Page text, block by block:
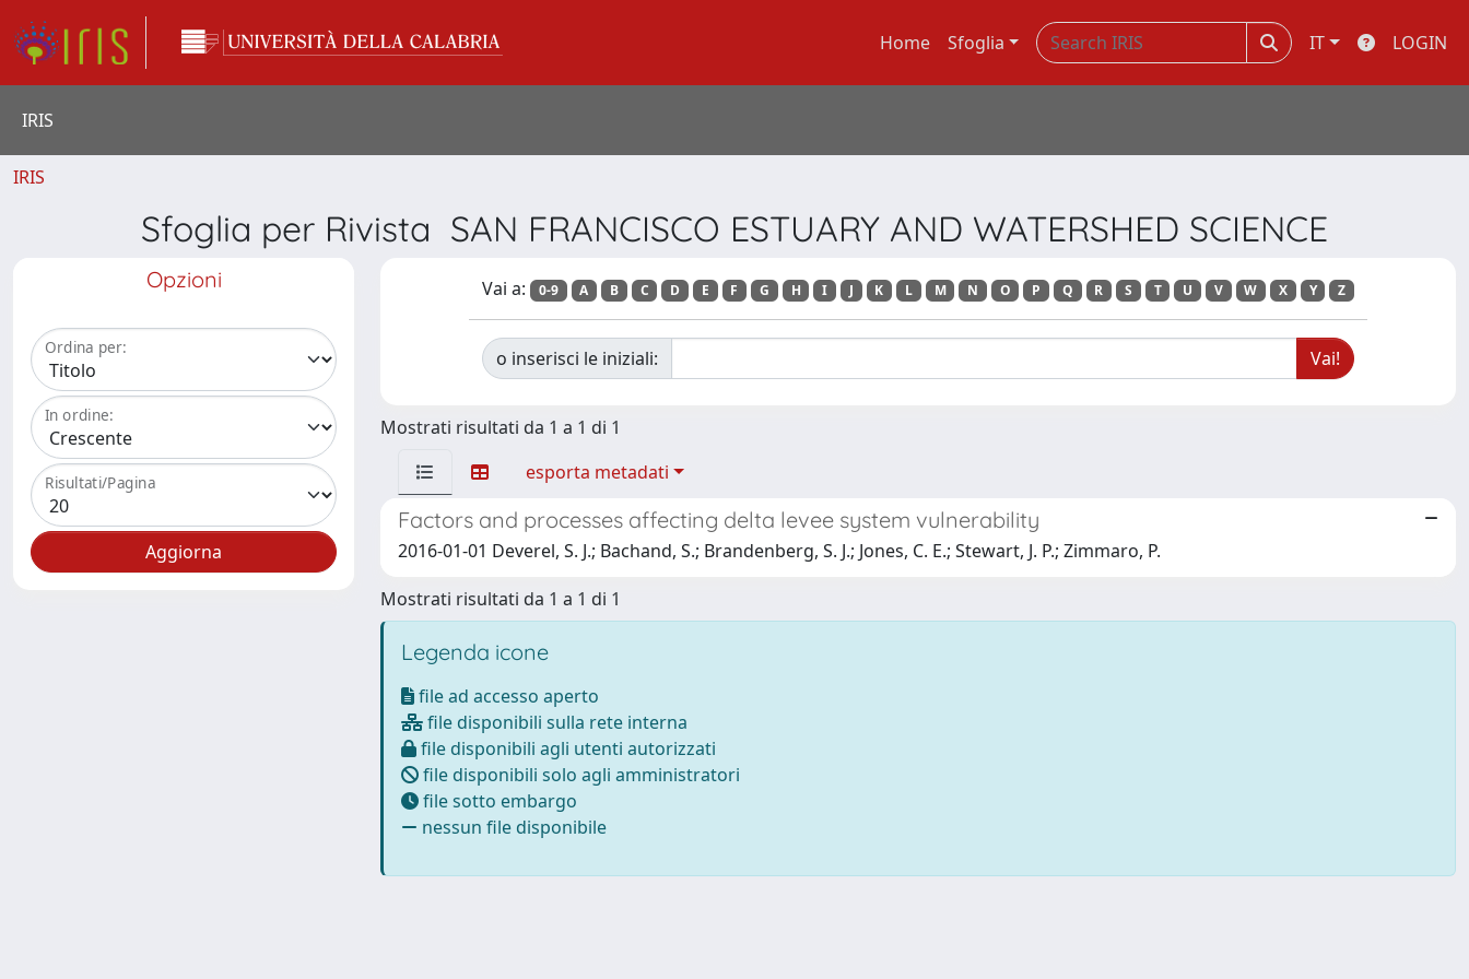
Home Sfoglia IT LOGIN
IRIS
IRIS
Sfoglia per Rivista SAN FRANCISCO ESTUARY AND WATERSHED SCIENCE
Opzioni
Ordina per:
In ordine:
Risultati/Pagina
Vai a: 0-9 A B C D E F G H I J K L M N O P Q R S T U V W X Y Z
o inserisci le iniziali:
Mostrati risultati da 1 a 1 di 1
esporta metadati
Factors and processes affecting delta levee system vulnerability
2016-01-01 Deverel, S. J.; Bachand, S.; Brandenberg, S. J.; Jones, C. E.; Stewart, J. P.; Zimmaro, P.
Mostrati risultati da 1 a 1 di 1
Legenda icone
file ad accesso aperto
file disponibili sulla rete interna
file disponibili agli utenti autorizzati
file disponibili solo agli amministratori
file sotto embargo
nessun file disponibile